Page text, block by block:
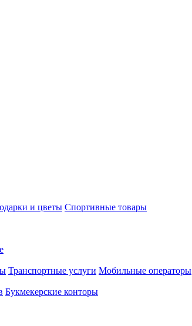
и цветы Спортивные товары
Транспортные услуги Мобильные операторы
Букмекерские конторы